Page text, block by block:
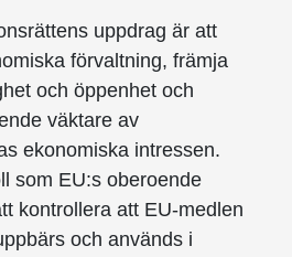
uppdrag är att
förvaltning, främja
och öppenhet och
väktare av
ekonomiska intressen.
som EU:s oberoende
kontrollera att EU-medlen
och används i